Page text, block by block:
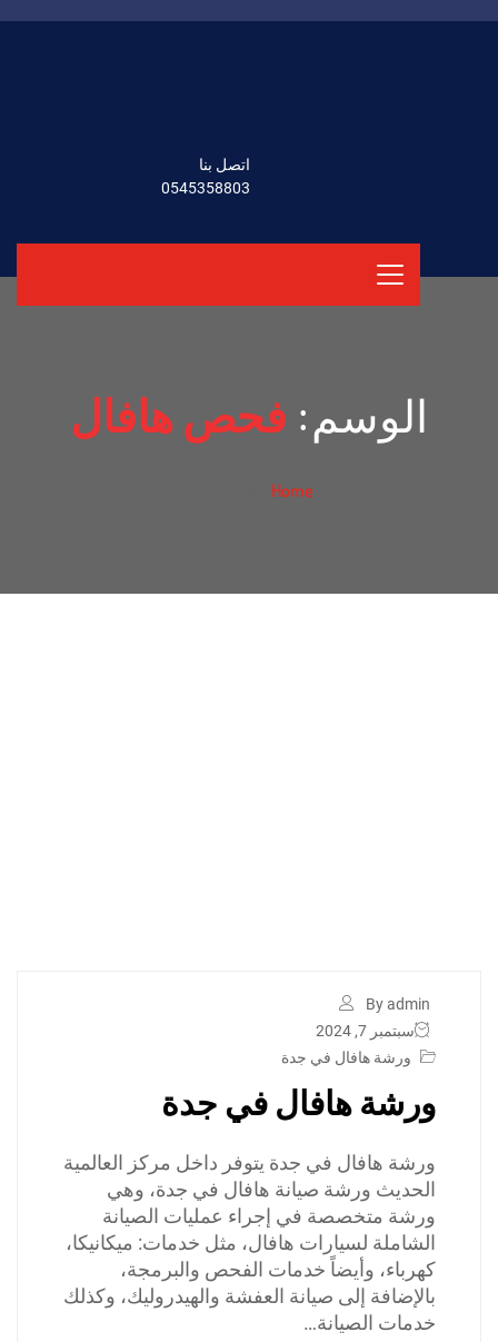
اتصل بنا
0545358803
الوسم: فحص هافال
Home
By admin
سبتمبر 7, 2024
ورشة هافال في جدة
ورشة هافال في جدة
ورشة هافال في جدة يتوفر داخل مركز العالمية
الحديث ورشة صيانة هافال في جدة، وهي
ورشة متخصصة في إجراء عمليات الصيانة
الشاملة لسيارات هافال، مثل خدمات: ميكانيكا،
كهرباء، وأيضاً خدمات الفحص والبرمجة،
بالإضافة إلى صيانة العفشة والهيدروليك، وكذلك
خدمات الصيانة…